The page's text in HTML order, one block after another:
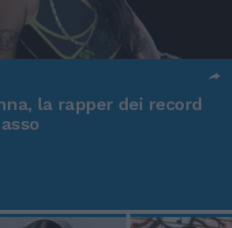
la rapper dei record